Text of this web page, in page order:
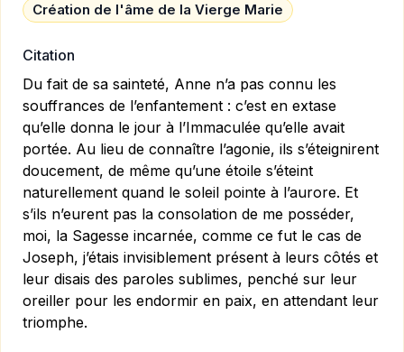
Création de l'âme de la Vierge Marie
Citation
Du fait de sa sainteté, Anne n’a pas connu les
souffrances de l’enfantement : c’est en extase
qu’elle donna le jour à l’Immaculée qu’elle avait
portée. Au lieu de connaître l’agonie, ils s’éteignirent
doucement, de même qu’une étoile s’éteint
naturellement quand le soleil pointe à l’aurore. Et
s’ils n’eurent pas la consolation de me posséder,
moi, la Sagesse incarnée, comme ce fut le cas de
Joseph, j’étais invisiblement présent à leurs côtés et
leur disais des paroles sublimes, penché sur leur
oreiller pour les endormir en paix, en attendant leur
triomphe.